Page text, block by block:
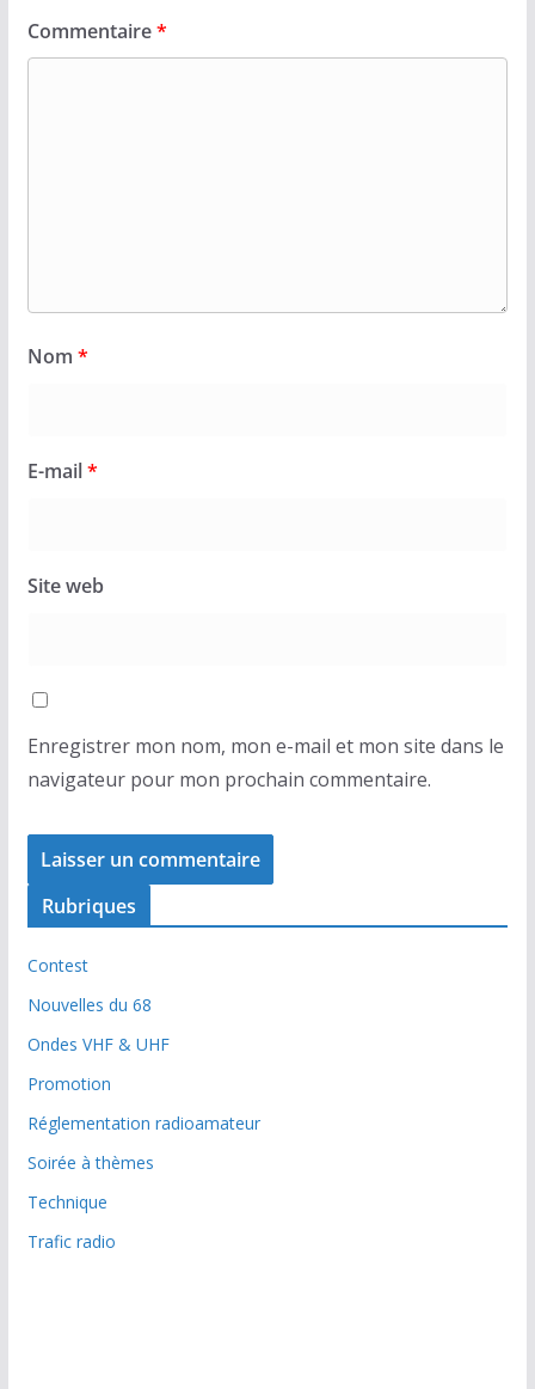
Commentaire*
Nom *
E-mail*
Site web
Enregistrer mon nom, mon e-mail et mon site dans le
navigateur pour mon prochain commentaire.
Rubriques
Contest
Nouvelles du 68
Ondes VHF & UHF
Promotion
Réglementation radioamateur
Soirée à thèmes
Technique
Trafic radio